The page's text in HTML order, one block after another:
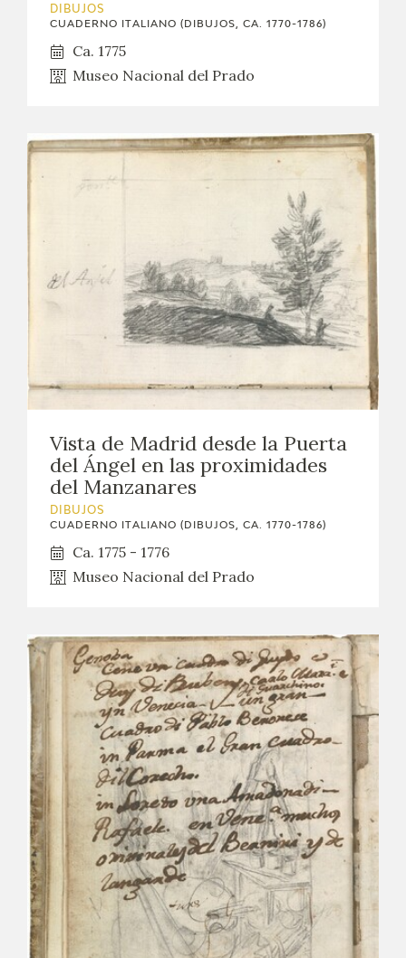
DIBUJOS
CUADERNO ITALIANO (DIBUJOS, CA. 1770-1786)
Ca. 1775
Museo Nacional del Prado
Vista de Madrid desde la Puerta
del Ángel en las proximidades
del Manzanares
DIBUJOS
CUADERNO ITALIANO (DIBUJOS, CA. 1770-1786)
Ca. 1775 - 1776
Museo Nacional del Prado